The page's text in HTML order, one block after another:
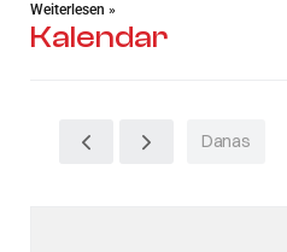
Weiterlesen »
Kalendar
Danas